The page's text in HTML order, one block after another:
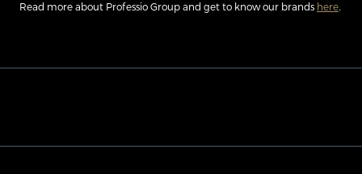
Read more about Professio Group and get to know our brands here.